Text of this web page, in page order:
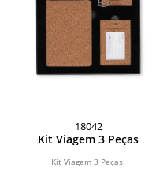
18042
Kit Viagem 3 Peças
Kit Viagem 3 Peças.